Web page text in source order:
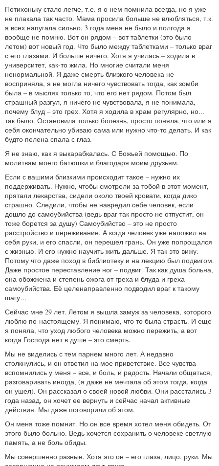
Потихоньку стало легче, т.е. я о нем помнила всегда, но я уже
не плакала так часто. Мама просила больше не влюбляться, т.к.
я всех напугала сильно. 3 года меня не было и полгода я
вообще не помню. Вот он рядом – вот таблетки (это было
летом) вот новый год. Что было между таблетками – только враг
с его глазами. И больше ничего. Хотя я училась – ходила в
университет, как-то жила. Но многие считали меня
ненормальной. Я даже смерть близкого человека не
восприняла, я не могла ничего чувствовать тогда, как зомби
была – в мыслях только то, что его нет рядом. Потом был
страшный разгул, я ничего не чувствовала, я не понимала,
почему блуд – это грех. Хотя я ходила в храм регулярно, но...
так было. Остановила только болезнь, просто поняла, что или я
себя окончательно убиваю сама или нужно что-то делать. И как
будто пелена спала с глаз.
Я не знаю, как я выкарабкалась. С Божьей помощью. По
молитвам моего батюшки и благодаря моим друзьям.
Если с вашими близкими происходит такое – нужно их
поддерживать. Нужно, чтобы смотрели за тобой в этот момент,
прятали лекарства, сидели около твоей кровати, когда дико
страшно. Следили, чтобы не навредил себе человек, если
дошло до самоубийства (ведь враг так просто не отпустит, он
тоже борется за душу) Самоубийство – это не просто
расстройство и переживание. А когда человек уже наложил на
себя руки, и его спасли, он перешел грань. Он уже попрощался
с жизнью. И его нужно научить жить дальше. Я так это вижу.
Потому что даже поход в библиотеку и на лекцию был подвигом.
Даже простое переставление ног – подвиг. Так как душа больна,
она обожжена и степень ожога от греха и блуда и греха
самоубийства. Её целенаправленно подводил враг к такому
шагу…
Сейчас мне 29 лет. Летом я вышла замуж за человека, которого
люблю по-настоящему. Я понимаю, что то была страсть. И еще
я поняла, что уход любого человека можно пережить, а вот
когда Господа нет в душе – это смерть.
Мы не виделись с тем парнем много лет. А недавно
столкнулись, и он ответил на мое приветствие. Все чувства
вспомнились у меня – все, и боль, и радость. Начали общаться,
разговаривать иногда, (я даже не мечтала об этом тогда, когда
он ушел). Он рассказал о своей новой любви. Они расстались 3
года назад, он хочет ее вернуть и сейчас начал активные
действия. Мы даже поговорили об этом.
Он меня тоже помнит. Но он все время хотел меня обидеть. От
этого было больно. Ведь хочется сохранить о человеке светлую
память, а не боль обиды.
Мы совершенно разные. Хотя это он – его глаза, лицо, руки. Мы